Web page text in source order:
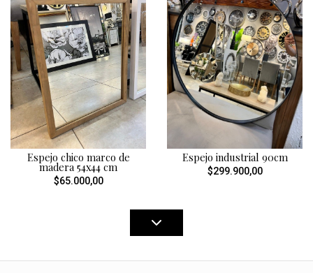
Espejo chico marco de
madera 54x44 cm
$65.000,00
Espejo industrial 90cm
$299.900,00